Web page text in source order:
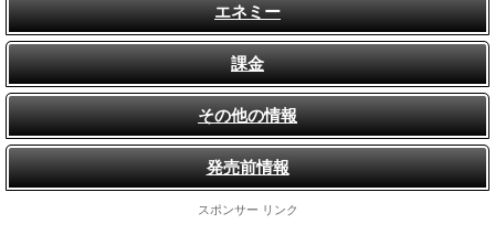
エネミー
課金
その他の情報
発売前情報
スポンサー リンク